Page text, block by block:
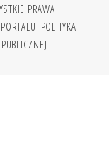
PRAWA
POLITYKA